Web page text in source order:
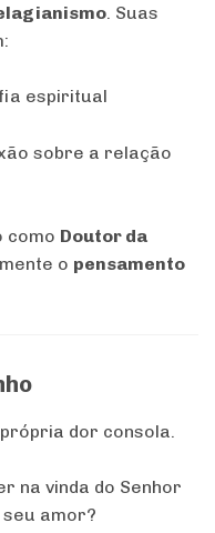
. Suas
espiritual
sobre a relação
como Doutor da
o pensamento
dor consola.
na vinda do Senhor
amor?